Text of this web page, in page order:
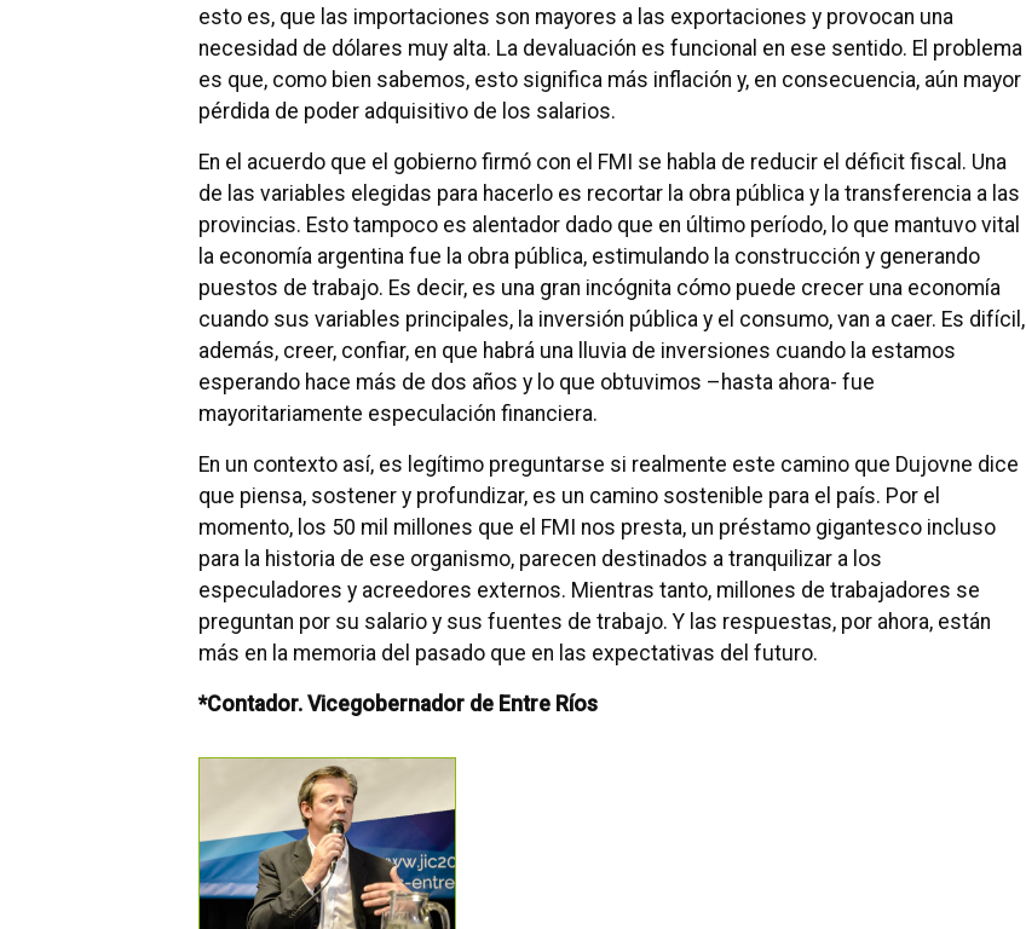
esto es, que las importaciones son mayores a las exportaciones y provocan una
necesidad de dólares muy alta. La devaluación es funcional en ese sentido. El problema
es que, como bien sabemos, esto significa más inflación y, en consecuencia, aún mayor
pérdida de poder adquisitivo de los salarios.
En el acuerdo que el gobierno firmó con el FMI se habla de reducir el déficit fiscal. Una
de las variables elegidas para hacerlo es recortar la obra pública y la transferencia a las
provincias. Esto tampoco es alentador dado que en último período, lo que mantuvo vital
la economía argentina fue la obra pública, estimulando la construcción y generando
puestos de trabajo. Es decir, es una gran incógnita cómo puede crecer una economía
cuando sus variables principales, la inversión pública y el consumo, van a caer. Es difícil,
además, creer, confiar, en que habrá una lluvia de inversiones cuando la estamos
esperando hace más de dos años y lo que obtuvimos –hasta ahora- fue
mayoritariamente especulación financiera.
En un contexto así, es legítimo preguntarse si realmente este camino que Dujovne dice
que piensa, sostener y profundizar, es un camino sostenible para el país. Por el
momento, los 50 mil millones que el FMI nos presta, un préstamo gigantesco incluso
para la historia de ese organismo, parecen destinados a tranquilizar a los
especuladores y acreedores externos. Mientras tanto, millones de trabajadores se
preguntan por su salario y sus fuentes de trabajo. Y las respuestas, por ahora, están
más en la memoria del pasado que en las expectativas del futuro.
*Contador. Vicegobernador de Entre Ríos